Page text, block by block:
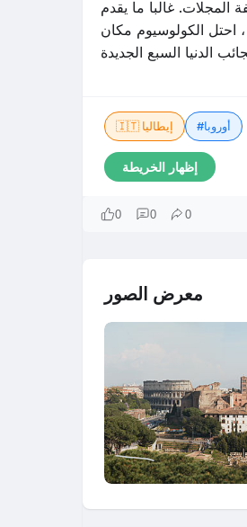
المجلات. غالبا ما يقدم
المشاهير العالميون حفلات موسيقية في هذه المنطقة ، وأحيانا يقيم البابا خدمة. في عام 2007 ، احتل الكولوسيوم مكان
🇮🇹 إيطاليا #أوروبا
إظهار الخريطة
0 0 0
معرض الصور